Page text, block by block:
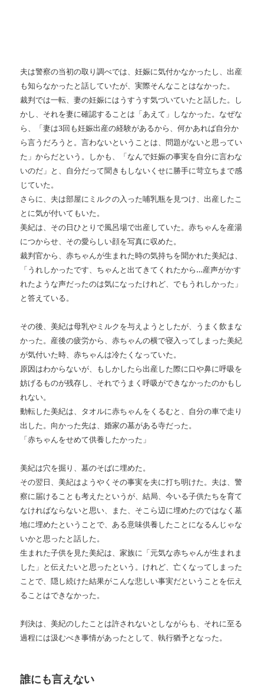
夫は警察の当初の取り調べでは、妊娠に気付かなかったし、出産
も知らなかったと話していたが、実際そんなことはなかった。
裁判では一転、妻の妊娠にはうすうす気づいていたと話した。し
かし、それを妻に確認することは「あえて」しなかった。なぜな
ら、「妻は3回も妊娠出産の経験があるから、何かあれば自分か
ら言うだろうと。言わないということは、問題がないと思ってい
た」からだという。しかも、「なんで妊娠の事実を自分に言わな
いのだ」と、自分だって聞きもしないくせに勝手に苛立ちまで感
じていた。
さらに、夫は部屋にミルクの入った哺乳瓶を見つけ、出産したこ
とに気が付いてもいた。
美紀は、その日ひとりで風呂場で出産していた。赤ちゃんを産湯
につからせ、その愛らしい顔を写真に収めた。
裁判官から、赤ちゃんが生まれた時の気持ちを聞かれた美紀は、
「うれしかったです、ちゃんと出てきてくれたから…産声がかす
れたような声だったのは気になったけれど、でもうれしかった」
と答えている。
その後、美紀は母乳やミルクを与えようとしたが、うまく飲まな
かった。産後の疲労から、赤ちゃんの横で寝入ってしまった美紀
が気付いた時、赤ちゃんは冷たくなっていた。
原因はわからないが、もしかしたら出産した際に口や鼻に呼吸を
妨げるものが残存し、それでうまく呼吸ができなかったのかもし
れない。
動転した美紀は、タオルに赤ちゃんをくるむと、自分の車で走り
出した。向かった先は、婚家の墓がある寺だった。
「赤ちゃんをせめて供養したかった」
美紀は穴を掘り、墓のそばに埋めた。
その翌日、美紀はようやくその事実を夫に打ち明けた。夫は、警
察に届けることも考えたというが、結局、今いる子供たちを育て
なければならないと思い、また、そこら辺に埋めたのではなく墓
地に埋めたということで、ある意味供養したことになるんじゃな
いかと思ったと話した。
生まれた子供を見た美紀は、家族に「元気な赤ちゃんが生まれま
した」と伝えたいと思ったという。けれど、亡くなってしまった
ことで、隠し続けた結果がこんな悲しい事実だということを伝え
ることはできなかった。
判決は、美紀のしたことは許されないとしながらも、それに至る
過程には汲むべき事情があったとして、執行猶予となった。
誰にも言えない